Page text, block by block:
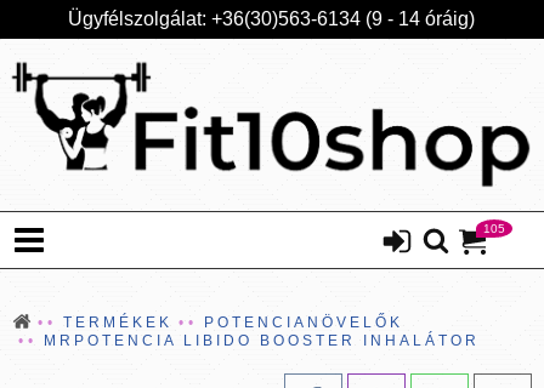
Ügyfélszolgálat: +36(30)563-6134 (9 - 14 óráig)
105
TERMÉKEK
POTENCIANÖVELŐK
MRPOTENCIA LIBIDO BOOSTER INHALÁTOR